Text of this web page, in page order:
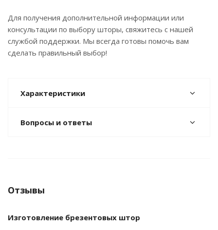
Для получения дополнительной информации или
консультации по выбору шторы, свяжитесь с нашей
службой поддержки. Мы всегда готовы помочь вам
сделать правильный выбор!
Характеристики
Вопросы и ответы
Отзывы
Изготовление брезентовых штор